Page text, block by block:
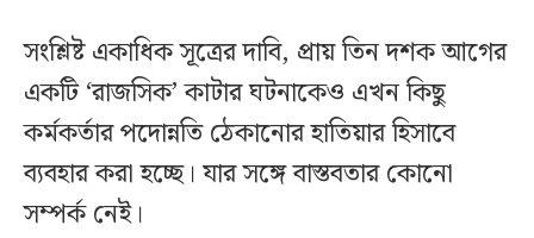
সংশ্লিষ্ট একাধিক সূত্রের দাবি, প্রায় তিন দশক আগের
একটি ‘রাজসিক’ কাটার ঘটনাকেও এখন কিছু
কর্মকর্তার পদোন্নতি ঠেকানোর হাতিয়ার হিসাবে
ব্যবহার করা হচ্ছে। যার সঙ্গে বাস্তবতার কোনো
সম্পর্ক নেই।